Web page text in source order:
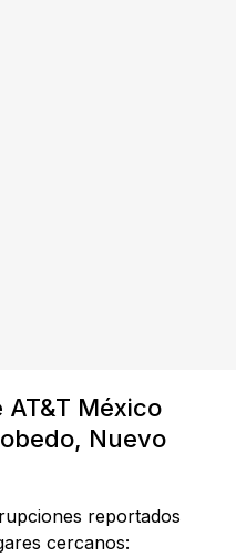
México
Nuevo
reportados
cercanos: